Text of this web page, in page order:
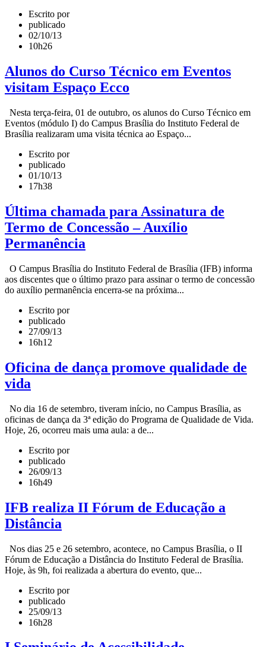
Escrito por
publicado
02/10/13
10h26
Alunos do Curso Técnico em Eventos
visitam Espaço Ecco
Nesta terça-feira, 01 de outubro, os alunos do Curso Técnico em
Eventos (módulo I) do Campus Brasília do Instituto Federal de
Brasília realizaram uma visita técnica ao Espaço...
Escrito por
publicado
01/10/13
17h38
Última chamada para Assinatura de
Termo de Concessão – Auxílio
Permanência
O Campus Brasília do Instituto Federal de Brasília (IFB) informa
aos discentes que o último prazo para assinar o termo de concessão
do auxílio permanência encerra-se na próxima...
Escrito por
publicado
27/09/13
16h12
Oficina de dança promove qualidade de
vida
No dia 16 de setembro, tiveram início, no Campus Brasília, as
oficinas de dança da 3ª edição do Programa de Qualidade de Vida.
Hoje, 26, ocorreu mais uma aula: a de...
Escrito por
publicado
26/09/13
16h49
IFB realiza II Fórum de Educação a
Distância
Nos dias 25 e 26 setembro, acontece, no Campus Brasília, o II
Fórum de Educação a Distância do Instituto Federal de Brasília.
Hoje, às 9h, foi realizada a abertura do evento, que...
Escrito por
publicado
25/09/13
16h28